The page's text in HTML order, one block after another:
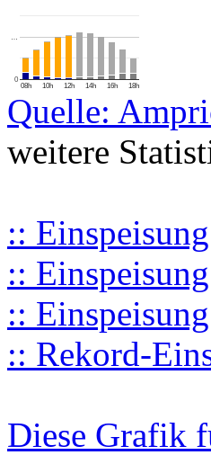
08h 10h 12h 14h 16h 18h
0
…
Quelle:
weitere
::
::
::
:: Rekord-
Diese Grafik